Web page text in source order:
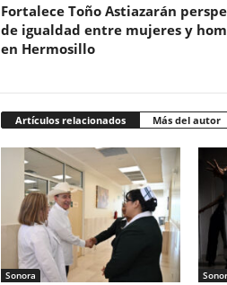
Fortalece Toño Astiazarán
de igualdad entre mujeres y
en Hermosillo
Artículos relacionados Más del autor
Sonora